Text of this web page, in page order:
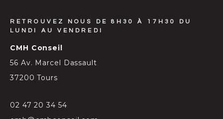
RETROUVEZ NOUS DE 8H30 À 17H30 DU
LUNDI AU VENDREDI
CMH Conseil
56 Av. Marcel Dassault
37200 Tours
02 47 20 34 54